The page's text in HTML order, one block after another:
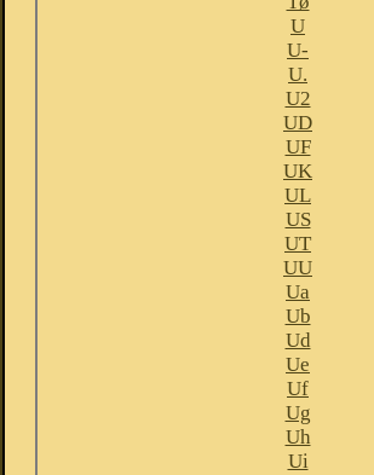
U
U-
U.
U2
UD
UF
UK
UL
US
UT
UU
Ua
Ub
Ud
Ue
Uf
Ug
Uh
Ui